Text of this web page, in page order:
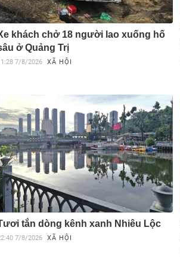
khách chở 18 người lao xuống hố
ở Quảng Trị
7/8/2026 XÃ HỘI
tắn dòng kênh xanh Nhiêu Lộc
7/8/2026 XÃ HỘI